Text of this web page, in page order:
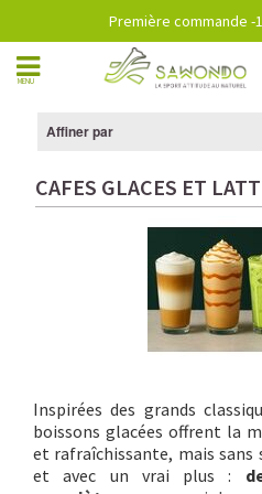
Première commande -
MENU
Affiner par
CAFES GLACES ET
Inspirées des grands
boissons glacées offrent la
et rafraîchissante, mais sans
et avec un vrai plus :